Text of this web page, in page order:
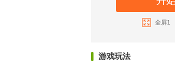
全屏1
游戏玩法